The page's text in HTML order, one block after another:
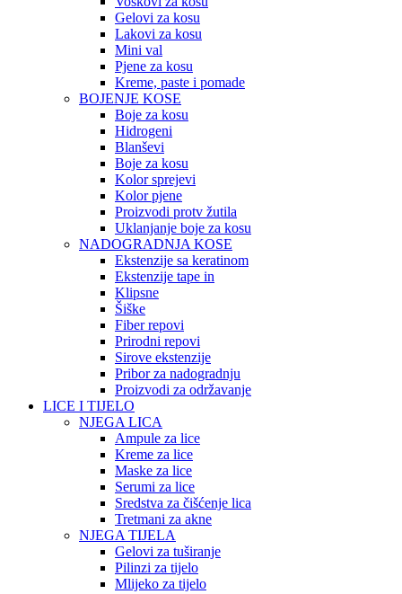
Gelovi za kosu
Lakovi za kosu
Mini val
Pjene za kosu
Kreme, paste i pomade
BOJENJE KOSE
Boje za kosu
Hidrogeni
Blanševi
Boje za kosu
Kolor sprejevi
Kolor pjene
Proizvodi protv žutila
Uklanjanje boje za kosu
NADOGRADNJA KOSE
Ekstenzije sa keratinom
Ekstenzije tape in
Klipsne
Šiške
Fiber repovi
Prirodni repovi
Sirove ekstenzije
Pribor za nadogradnju
Proizvodi za održavanje
LICE I TIJELO
NJEGA LICA
Ampule za lice
Kreme za lice
Maske za lice
Serumi za lice
Sredstva za čišćenje lica
Tretmani za akne
NJEGA TIJELA
Gelovi za tuširanje
Pilinzi za tijelo
Mlijeko za tijelo